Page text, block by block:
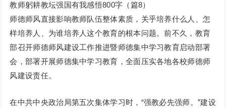
教师躬耕教坛强国有我感悟800字（篇8）
师德师风直接影响教师队伍整体素质，关乎培养什么人、怎
样培养人、为谁培养人这个教育的根本问题。前不久，教育
部召开师德师风建设工作推进暨师德集中学习教育启动部署
会，部署开展师德集中学习教育，全面压实各地各校师德师
风建设责任。
在中共中央政治局第五次集体学习时，“强教必先强师。”建设